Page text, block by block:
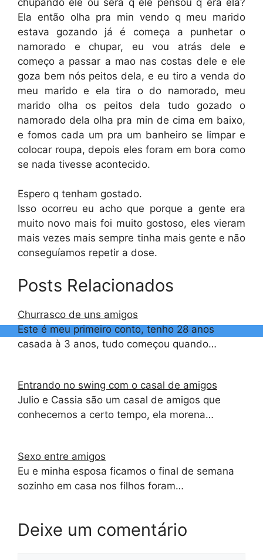
Ela então olha pra min vendo q meu marido
estava gozando já é começa a punhetar o
namorado e chupar, eu vou atrás dele e
começo a passar a mao nas costas dele e ele
goza bem nós peitos dela, e eu tiro a venda do
meu marido e ela tira o do namorado, meu
marido olha os peitos dela tudo gozado o
namorado dela olha pra min de cima em baixo,
e fomos cada um pra um banheiro se limpar e
colocar roupa, depois eles foram em bora como
se nada tivesse acontecido.
Espero q tenham gostado.
Isso ocorreu eu acho que porque a gente era
muito novo mais foi muito gostoso, eles vieram
mais vezes mais sempre tinha mais gente e não
conseguíamos repetir a dose.
Posts Relacionados
Churrasco de uns amigos
Este é meu primeiro conto, tenho 28 anos
casada à 3 anos, tudo começou quando…
Entrando no swing com o casal de amigos
Julio e Cassia são um casal de amigos que
conhecemos a certo tempo, ela morena…
Sexo entre amigos
Eu e minha esposa ficamos o final de semana
sozinho em casa nos filhos foram…
Deixe um comentário